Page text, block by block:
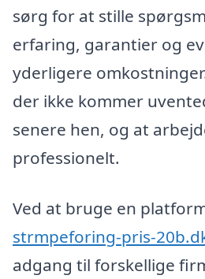
sørg for at stille
erfaring, garantier og
yderligere
der ikke kommer
senere hen, og at
professionelt.
Ved at bruge en
strmpeforing-pris-
adgang til forskellige